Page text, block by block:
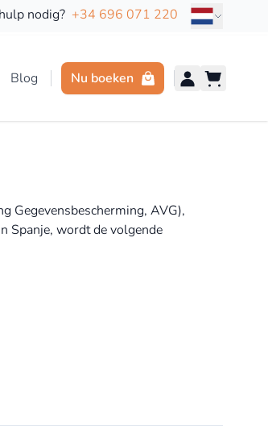
nodig? +34 696 071 220 Taal
Blog Nu boeken
Gegevensbescherming, AVG),
Spanje, wordt de volgende